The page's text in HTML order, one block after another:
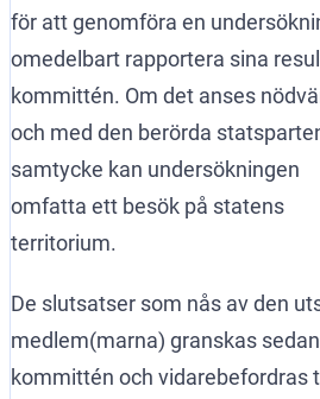
för att genomföra en
omedelbart rapportera sina
kommittén. Om det anses
och med den berörda
samtycke kan undersökningen
omfatta ett besök på statens
territorium.
De slutsatser som nås av den
medlem(marna) granskas
kommittén och vidarebefordras